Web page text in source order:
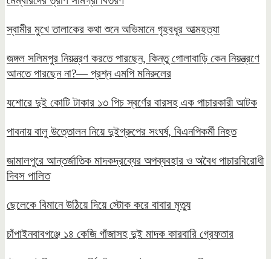
স্বামীর মুখে তালাকের কথা শুনে অভিমানে গৃহবধূর আত্মহত্যা
জঙ্গল সলিমপুর নিয়ন্ত্রণ করতে পারছেন, কিন্তু গোলাবাড়ি কেন নিয়ন্ত্রণে
আনতে পারছেন না?— প্রশ্ন এমপি মনিরুলের
যশোরে দুই কোটি টাকার ১৩ পিচ স্বর্ণের বারসহ এক পাচারকারী আটক
পাবনায় বালু উত্তোলন নিয়ে দুইগ্রুপের সংঘর্ষ, বিএনপিকর্মী নিহত
জামালপুরে আন্তর্জাতিক মাদকদ্রব্যের অপব্যবহার ও অবৈধ পাচারবিরোধী
দিবস পালিত
ছেলেকে বিমানে উঠিয়ে দিয়ে স্টোক করে বাবার মৃত্যু
চাঁপাইনবাবগঞ্জে ১৪ কেজি গাঁজাসহ দুই মাদক কারবারি গ্রেফতার